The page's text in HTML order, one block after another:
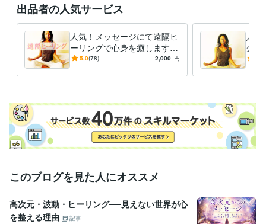
出品者の人気サービス
人気！メッセージにて遠隔ヒ
ーリングで心身を癒します
［波動］お悩みをメッセージ
癒します
5.0(78) 2,000 円
人
グを
［波
癒し
このブログを見た人にオススメ
高次元・波動・ヒーリング──見えない世界が心
を整える理由
記事